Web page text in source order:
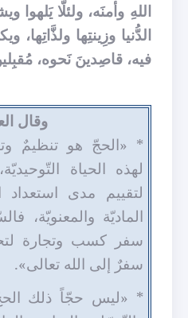
اللهِ وأمنَه، ولئلّا
الدُّنيا وزِينتِها
فيه، قاصِدينَ نَحوه،
وقال
* «الحجّ هو تنظيمٌ
لهذه الحياة
لتقييم مدى استعداد
الماديّة والمعنويّة،
سفر كسب وتجارة
سفرٌ إلى الله تعالى».
* «ليس حجّاً ذلك